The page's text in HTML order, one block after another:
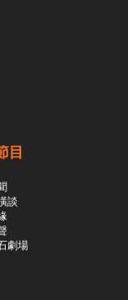
目
談
劇場